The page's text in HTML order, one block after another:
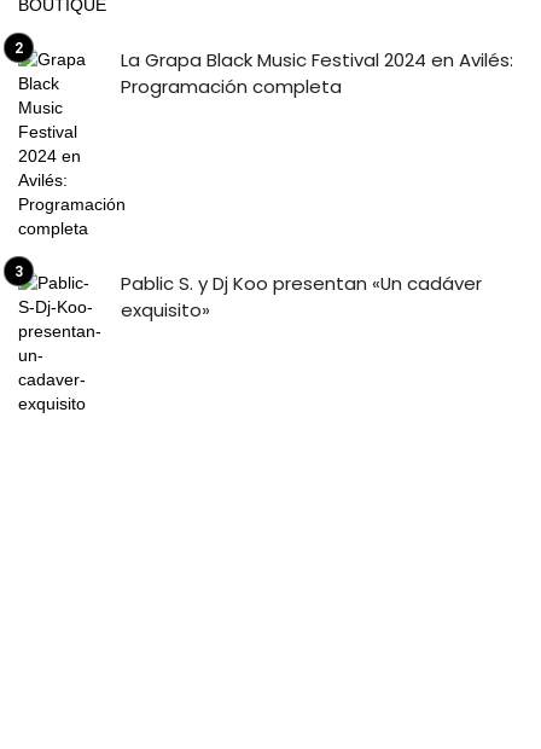
La Grapa Black Music Festival 2024 en Avilés:
Programación completa
Pablic S. y Dj Koo presentan «Un cadáver
exquisito»